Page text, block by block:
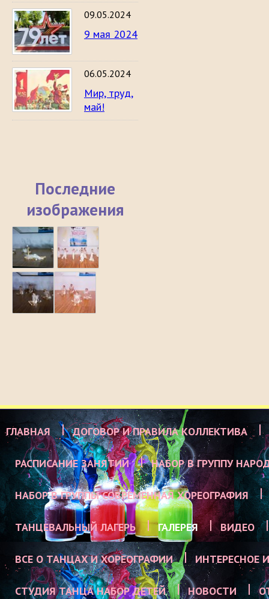
09.05.2024
9 мая 2024
06.05.2024
Мир, труд,
май!
Последние
изображения
ГЛАВНАЯ ДОГОВОР И ПРАВИЛА КОЛЛЕКТИВА
РАСПИСАНИЕ ЗАНЯТИЙ НАБОР В ГРУППУ
НАБОР В ГРУППЫ СОВРЕМЕННАЯ ХОРЕОГРАФИЯ
ТАНЦЕВАЛЬНЫЙ ЛАГЕРЬ ГАЛЕРЕЯ ВИДЕО
ВСЕ О ТАНЦАХ И ХОРЕОГРАФИИ ИНТЕРЕСНОЕ
СТУДИЯ ТАНЦА НАБОР ДЕТЕЙ НОВОСТИ